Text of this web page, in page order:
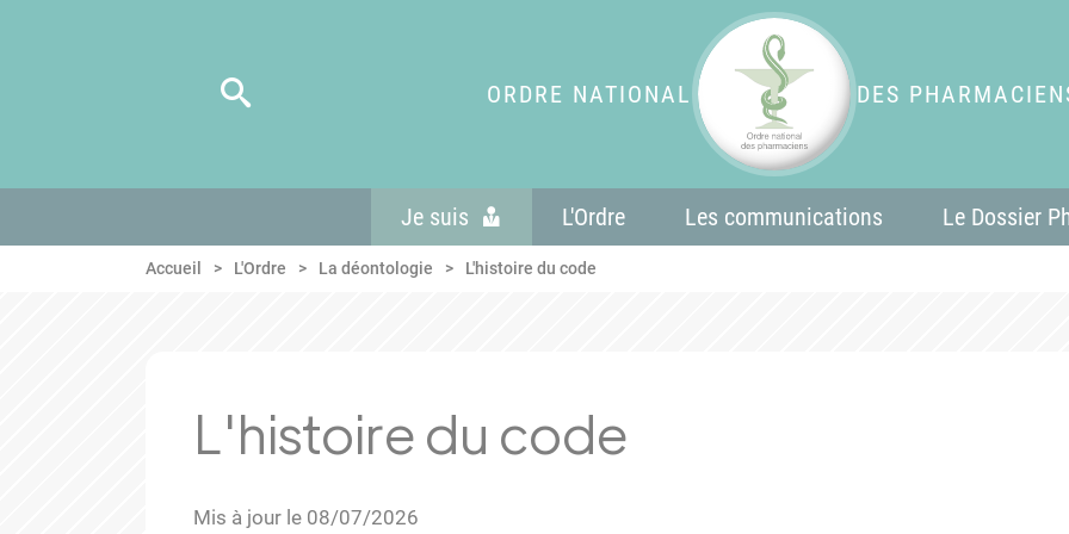
ORDRE NATIONAL DES
Je suis L'Ordre Les communications Le Dossier
Accueil L'Ordre La déontologie L'histoire du code
L'histoire du code
Mis à jour le 08/07/2026